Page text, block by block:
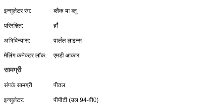
इन्सुलेटर रंग: ब्लैक या ब्लू
परिरक्षित: हाँ
अभिविन्यास: पार्लल लाइन्स
मेलिंग कनेक्टर लॉक: एमडी आकार
सामग्री
संपर्क सामग्री: पीतल
इन्सुलेटर: पीपीटी (उल 94-वी0)